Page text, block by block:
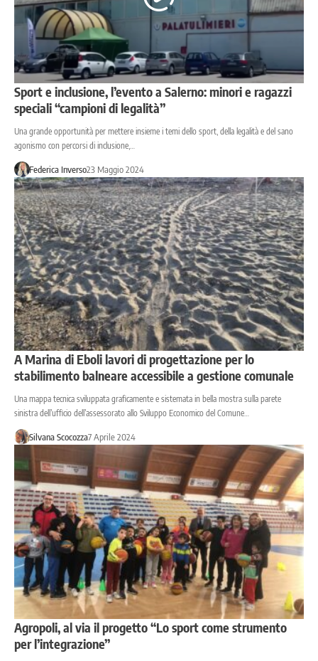
Sport e inclusione, l’evento a Salerno: minori e ragazzi
speciali “campioni di legalità”
Una grande opportunità per mettere insieme i temi dello sport, della legalità e del sano
agonismo con percorsi di inclusione,…
Federica Inverso23 Maggio 2024
A Marina di Eboli lavori di progettazione per lo
stabilimento balneare accessibile a gestione comunale
Una mappa tecnica sviluppata graficamente e sistemata in bella mostra sulla parete
sinistra dell’ufficio dell’assessorato allo Sviluppo Economico del Comune…
Silvana Scocozza7 Aprile 2024
Agropoli, al via il progetto “Lo sport come strumento
per l’integrazione”